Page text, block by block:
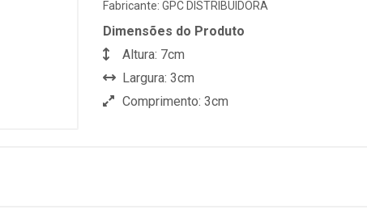
Fabricante: GPC DISTRIBUIDORA
Dimensões do Produto
Altura: 7cm
Largura: 3cm
Comprimento: 3cm